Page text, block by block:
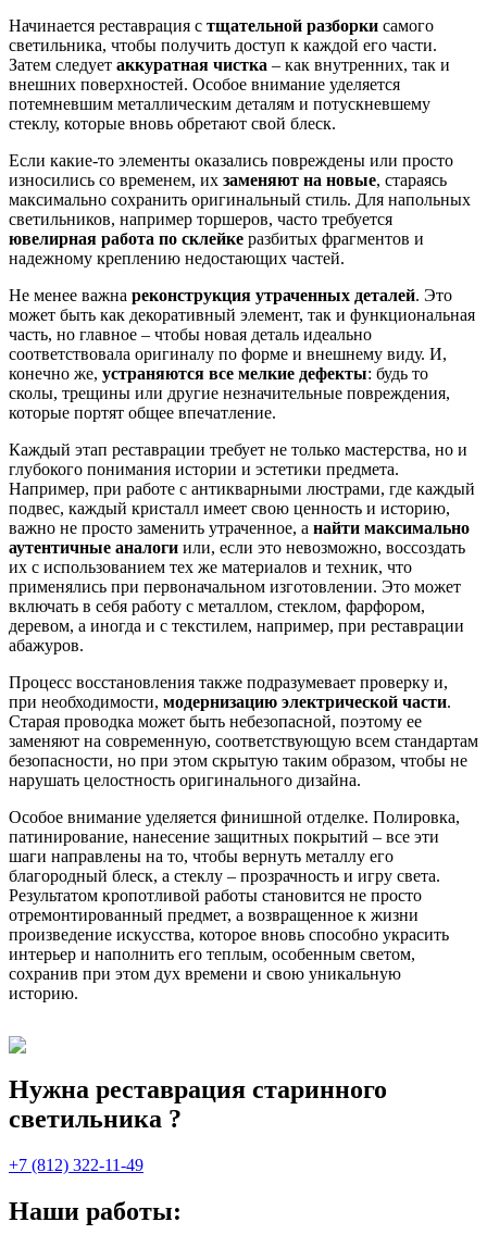
Начинается реставрация с тщательной разборки самого
светильника, чтобы получить доступ к каждой его части.
Затем следует аккуратная чистка – как внутренних, так и
внешних поверхностей. Особое внимание уделяется
потемневшим металлическим деталям и потускневшему
стеклу, которые вновь обретают свой блеск.
Если какие-то элементы оказались повреждены или просто
износились со временем, их заменяют на новые, стараясь
максимально сохранить оригинальный стиль. Для напольных
светильников, например торшеров, часто требуется
ювелирная работа по склейке разбитых фрагментов и
надежному креплению недостающих частей.
Не менее важна реконструкция утраченных деталей. Это
может быть как декоративный элемент, так и функциональная
часть, но главное – чтобы новая деталь идеально
соответствовала оригиналу по форме и внешнему виду. И,
конечно же, устраняются все мелкие дефекты: будь то
сколы, трещины или другие незначительные повреждения,
которые портят общее впечатление.
Каждый этап реставрации требует не только мастерства, но и
глубокого понимания истории и эстетики предмета.
Например, при работе с антикварными люстрами, где каждый
подвес, каждый кристалл имеет свою ценность и историю,
важно не просто заменить утраченное, а найти максимально
аутентичные аналоги или, если это невозможно, воссоздать
их с использованием тех же материалов и техник, что
применялись при первоначальном изготовлении. Это может
включать в себя работу с металлом, стеклом, фарфором,
деревом, а иногда и с текстилем, например, при реставрации
абажуров.
Процесс восстановления также подразумевает проверку и,
при необходимости, модернизацию электрической части.
Старая проводка может быть небезопасной, поэтому ее
заменяют на современную, соответствующую всем стандартам
безопасности, но при этом скрытую таким образом, чтобы не
нарушать целостность оригинального дизайна.
Особое внимание уделяется финишной отделке. Полировка,
патинирование, нанесение защитных покрытий – все эти
шаги направлены на то, чтобы вернуть металлу его
благородный блеск, а стеклу – прозрачность и игру света.
Результатом кропотливой работы становится не просто
отремонтированный предмет, а возвращенное к жизни
произведение искусства, которое вновь способно украсить
интерьер и наполнить его теплым, особенным светом,
сохранив при этом дух времени и свою уникальную
историю.
Нужна реставрация старинного
светильника ?
+7 (812) 322-11-49
Наши работы: